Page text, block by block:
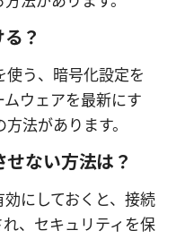
？
う、暗号化設定を
ウェアを最新にす
法があります。
ない方法は？
にしておくと、接続
、セキュリティを保